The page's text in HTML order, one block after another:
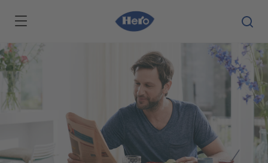
Skip to main content